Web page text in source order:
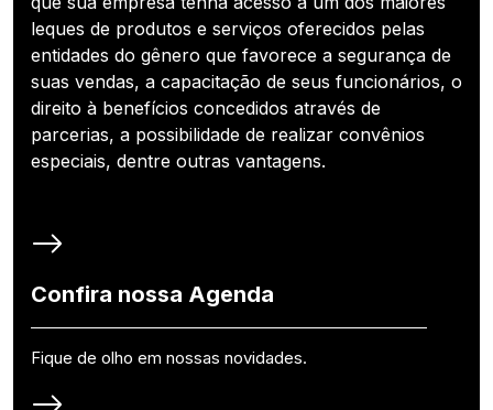
leques de produtos e serviços oferecidos pelas
entidades do gênero que favorece a segurança de
suas vendas, a capacitação de seus funcionários, o
direito à benefícios concedidos através de
parcerias, a possibilidade de realizar convênios
especiais, dentre outras vantagens.
Confira nossa Agenda
Fique de olho em nossas novidades.